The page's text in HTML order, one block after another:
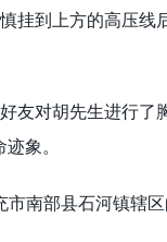
挂到上方的高压线
友对胡先生进行了
象。
南部县石河镇辖